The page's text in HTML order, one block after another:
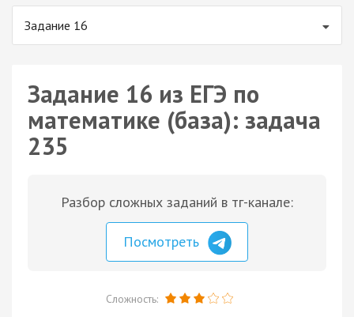
Задание 16
Задание 16 из ЕГЭ по
математике (база): задача
235
Разбор сложных заданий в тг-канале:
Посмотреть
Сложность: